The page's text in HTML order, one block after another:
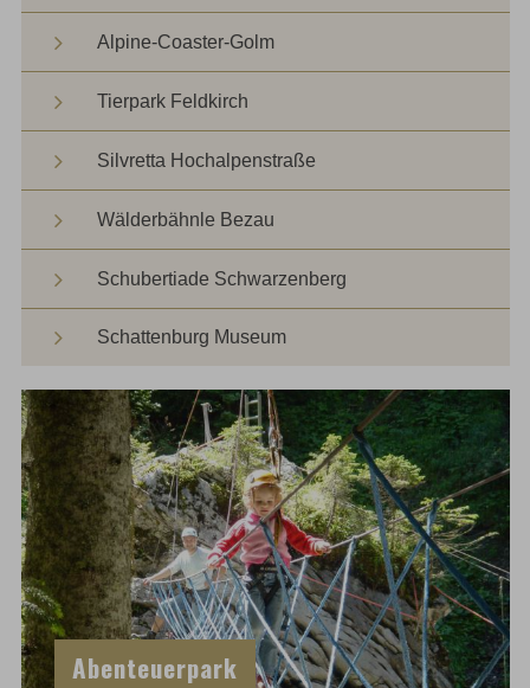
Alpine-Coaster-Golm
Tierpark Feldkirch
Silvretta Hochalpenstraße
Wälderbähnle Bezau
Schubertiade Schwarzenberg
Schattenburg Museum
Abenteuerpark